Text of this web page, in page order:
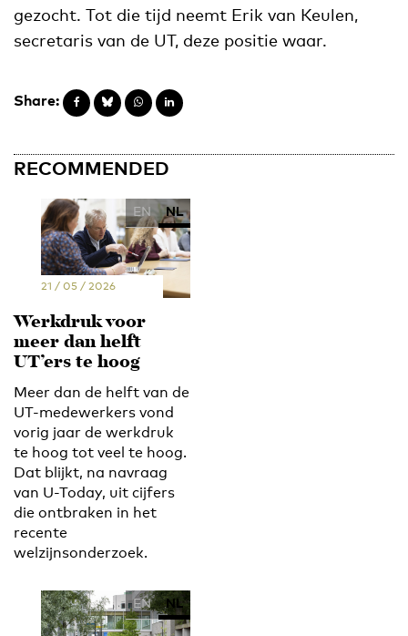
gezocht. Tot die tijd neemt Erik van Keulen,
secretaris van de UT, deze positie waar.
Share:
RECOMMENDED
EN NL
21 / 05 / 2026
Werkdruk voor
meer dan helft
UT’ers te hoog
Meer dan de helft van de
UT-medewerkers vond
vorig jaar de werkdruk
te hoog tot veel te hoog.
Dat blijkt, na navraag
van U-Today, uit cijfers
die ontbraken in het
recente
welzijnsonderzoek.
EN NL